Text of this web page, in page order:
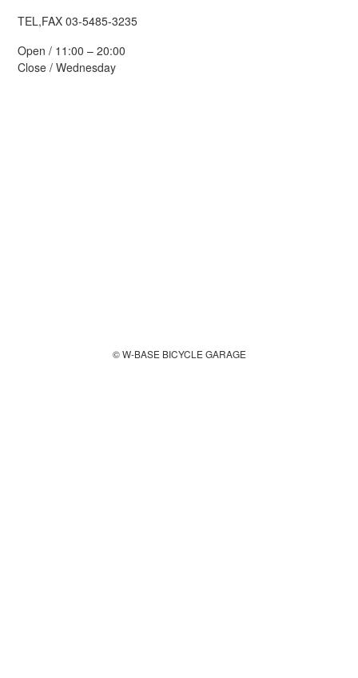
TEL,FAX 03-5485-3235
Open / 11:00 – 20:00
Close / Wednesday
© W-BASE BICYCLE GARAGE